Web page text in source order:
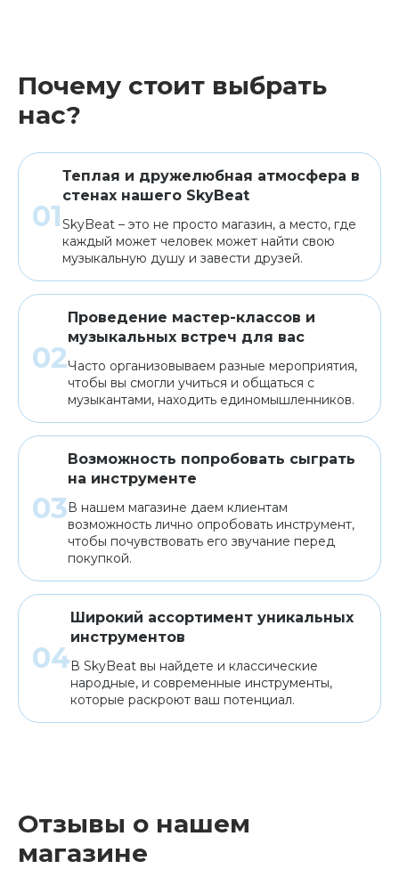
Почему стоит выбрать
нас?
Теплая и дружелюбная атмосфера в
стенах нашего SkyBeat
SkyBeat – это не просто магазин, а место, где
каждый может человек может найти свою
музыкальную душу и завести друзей.
Проведение мастер-классов и
музыкальных встреч для вас
Часто организовываем разные мероприятия,
чтобы вы смогли учиться и общаться с
музыкантами, находить единомышленников.
Возможность попробовать сыграть
на инструменте
В нашем магазине даем клиентам
возможность лично опробовать инструмент,
чтобы почувствовать его звучание перед
покупкой.
Широкий ассортимент уникальных
инструментов
В SkyBeat вы найдете и классические
народные, и современные инструменты,
которые раскроют ваш потенциал.
Отзывы о нашем
магазине